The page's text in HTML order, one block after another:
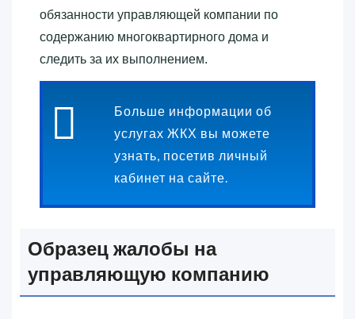
обязанности управляющей компании по
содержанию многоквартирного дома и
следить за их выполнением.
Больше информации об
услугах ЖКХ вы можете
узнать, посетив личный
кабинет на сайте.
Образец жалобы на
управляющую компанию